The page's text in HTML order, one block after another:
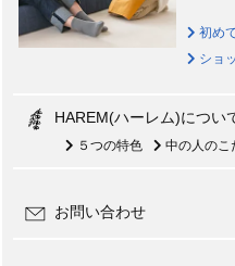
初め
ショ
HAREM(ハーレム)につい
５つの特色 中の人のこ
お問い合わせ